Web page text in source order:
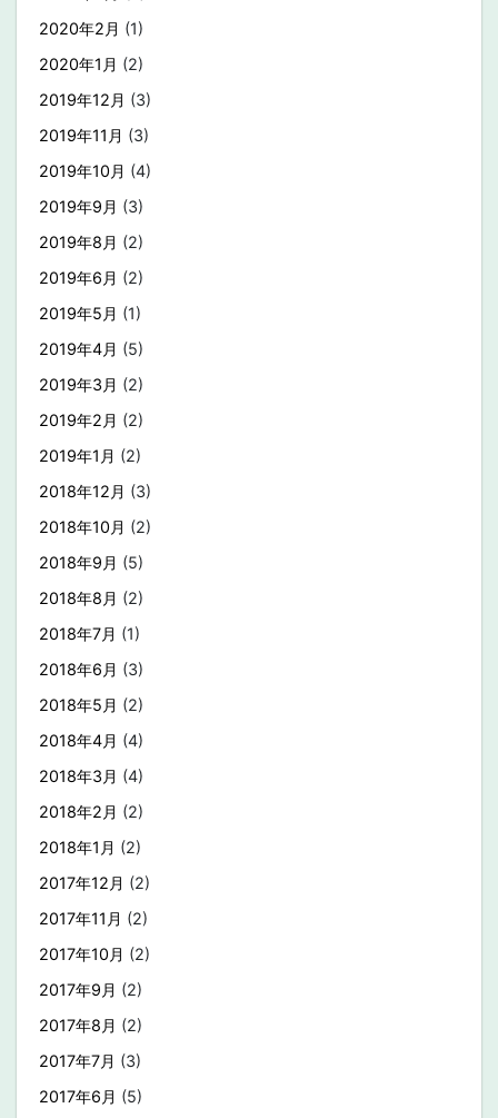
2020年2月 (1)
2020年1月 (2)
2019年12月 (3)
2019年11月 (3)
2019年10月 (4)
2019年9月 (3)
2019年8月 (2)
2019年6月 (2)
2019年5月 (1)
2019年4月 (5)
2019年3月 (2)
2019年2月 (2)
2019年1月 (2)
2018年12月 (3)
2018年10月 (2)
2018年9月 (5)
2018年8月 (2)
2018年7月 (1)
2018年6月 (3)
2018年5月 (2)
2018年4月 (4)
2018年3月 (4)
2018年2月 (2)
2018年1月 (2)
2017年12月 (2)
2017年11月 (2)
2017年10月 (2)
2017年9月 (2)
2017年8月 (2)
2017年7月 (3)
2017年6月 (5)